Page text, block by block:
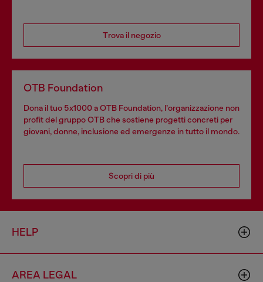
Trova il negozio
OTB Foundation
Dona il tuo 5x1000 a OTB Foundation, l’organizzazione non
profit del gruppo OTB che sostiene progetti concreti per
giovani, donne, inclusione ed emergenze in tutto il mondo.
Scopri di più
HELP
AREA LEGAL